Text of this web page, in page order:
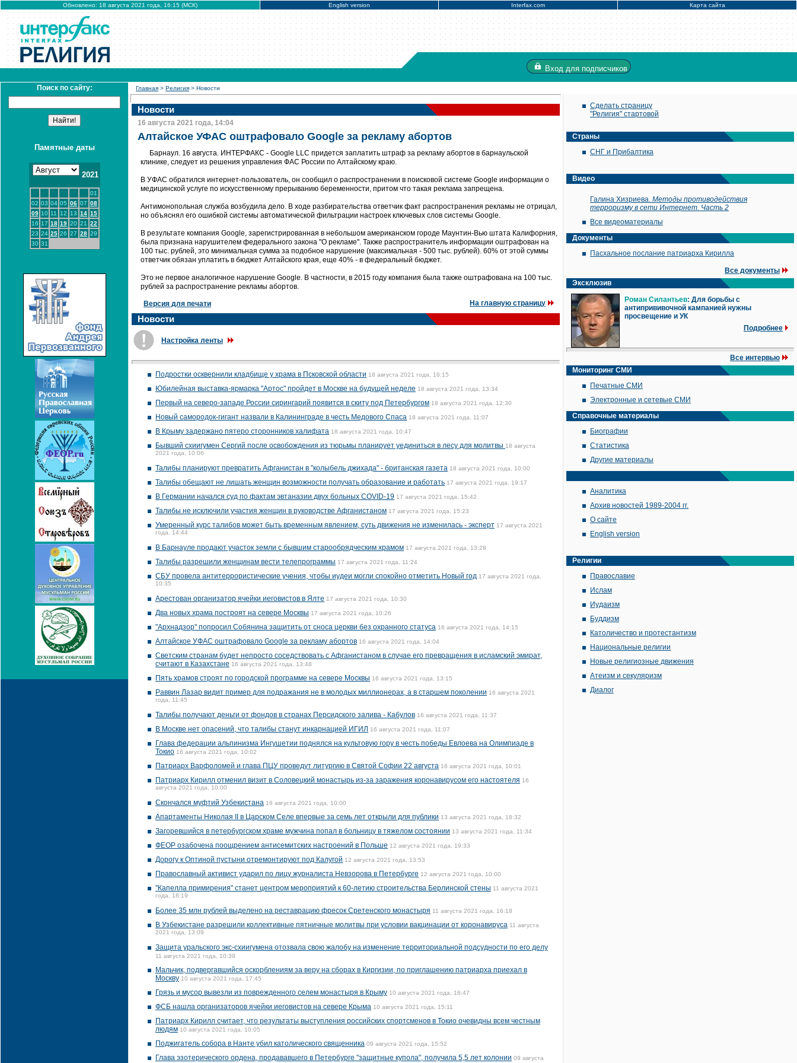
Обновлено: 18 августа 2021 года, 16:15 (МСК) English version Interfax.com Карта сайта
Вход для подписчиков
Поиск по сайту:
Памятные даты
2021
01
02 03 04 05 06 07 08
09 10 11 12 13 14 15
16 17 18 19 20 21
22
23 24 25 26 27 28 29
30 31
Главная > Религия > Новости
Новости
16 августа 2021 года, 14:04
Алтайское УФАС оштрафовало Google за рекламу абортов
Барнаул. 16 августа. ИНТЕРФАКС - Google LLC придется заплатить штраф за рекламу абортов в барнаульской
клинике, следует из решения управления ФАС России по Алтайскому краю.
В УФАС обратился интернет-пользователь, он сообщил о распространении в поисковой системе Google информации о
медицинской услуге по искусственному прерыванию беременности, притом что такая реклама запрещена.
Антимонопольная служба возбудила дело. В ходе разбирательства ответчик факт распространения рекламы не отрицал,
но объяснял его ошибкой системы автоматической фильтрации настроек ключевых слов системы Google.
В результате компания Google, зарегистрированная в небольшом американском городе Маунтин-Вью штата Калифорния,
была признана нарушителем федерального закона "О рекламе". Также распространитель информации оштрафован на
100 тыс. рублей, это минимальная сумма за подобное нарушение (максимальная - 500 тыс. рублей). 60% от этой суммы
ответчик обязан уплатить в бюджет Алтайского края, еще 40% - в федеральный бюджет.
Это не первое аналогичное нарушение Google. В частности, в 2015 году компания была также оштрафована на 100 тыс.
рублей за распространение рекламы абортов.
Версия для печати На главную страницу
Новости
Настройка ленты
Подростки осквернили кладбище у храма в Псковской области 18 августа 2021 года, 16:15
Юбилейная выставка-ярмарка "Артос" пройдет в Москве на будущей неделе 18 августа 2021 года, 13:34
Первый на северо-западе России сирингарий появится в скиту под Петербургом 18 августа 2021 года, 12:30
Новый самородок-гигант назвали в Калининграде в честь Медового Спаса 18 августа 2021 года, 11:07
В Крыму задержано пятеро сторонников халифата 18 августа 2021 года, 10:47
Бывший схиигумен Сергий после освобождения из тюрьмы планирует уединиться в лесу для молитвы 18 августа
2021 года, 10:06
Талибы планируют превратить Афганистан в "колыбель джихада" - британская газета 18 августа 2021 года, 10:00
Талибы обещают не лишать женщин возможности получать образование и работать 17 августа 2021 года, 19:17
В Германии начался суд по фактам эвтаназии двух больных COVID-19 17 августа 2021 года, 15:42
Талибы не исключили участия женщин в руководстве Афганистаном 17 августа 2021 года, 15:23
Умеренный курс талибов может быть временным явлением, суть движения не изменилась - эксперт 17 августа 2021
года, 14:44
В Барнауле продают участок земли с бывшим старообрядческим храмом 17 августа 2021 года, 13:28
Талибы разрешили женщинам вести телепрограммы 17 августа 2021 года, 11:24
СБУ провела антитеррористические учения, чтобы иудеи могли спокойно отметить Новый год 17 августа 2021 года,
10:35
Арестован организатор ячейки иеговистов в Ялте 17 августа 2021 года, 10:30
Два новых храма построят на севере Москвы 17 августа 2021 года, 10:26
"Архнадзор" попросил Собянина защитить от сноса церкви без охранного статуса 16 августа 2021 года, 14:15
Алтайское УФАС оштрафовало Google за рекламу абортов 16 августа 2021 года, 14:04
Светским странам будет непросто соседствовать с Афганистаном в случае его превращения в исламский эмират,
считают в Казахстане 16 августа 2021 года, 13:48
Пять храмов строят по городской программе на севере Москвы 16 августа 2021 года, 13:15
Раввин Лазар видит пример для подражания не в молодых миллионерах, а в старшем поколении 16 августа 2021
года, 11:45
Талибы получают деньги от фондов в странах Персидского залива - Кабулов 16 августа 2021 года, 11:37
В Москве нет опасений, что талибы станут инкарнацией ИГИЛ 16 августа 2021 года, 11:07
Глава федерации альпинизма Ингушетии поднялся на культовую гору в честь победы Евлоева на Олимпиаде в
Токио 16 августа 2021 года, 10:02
Патриарх Варфоломей и глава ПЦУ проведут литургию в Святой Софии 22 августа 16 августа 2021 года, 10:01
Патриарх Кирилл отменил визит в Соловецкий монастырь из-за заражения коронавирусом его настоятеля 16
августа 2021 года, 10:00
Скончался муфтий Узбекистана 16 августа 2021 года, 10:00
Апартаменты Николая II в Царском Селе впервые за семь лет открыли для публики 13 августа 2021 года, 18:32
Загоревшийся в петербургском храме мужчина попал в больницу в тяжелом состоянии 13 августа 2021 года, 11:34
ФЕОР озабочена поощрением антисемитских настроений в Польше 12 августа 2021 года, 19:33
Дорогу к Оптиной пустыни отремонтируют под Калугой 12 августа 2021 года, 13:53
Православный активист ударил по лицу журналиста Невзорова в Петербурге 12 августа 2021 года, 10:00
"Капелла примирения" станет центром мероприятий к 60-летию строительства Берлинской стены 11 августа 2021
года, 18:19
Более 35 млн рублей выделено на реставрацию фресок Сретенского монастыря 11 августа 2021 года, 16:18
В Узбекистане разрешили коллективные пятничные молитвы при условии вакцинации от коронавируса 11 августа
2021 года, 13:09
Защита уральского экс-схиигумена отозвала свою жалобу на изменение территориальной подсудности по его делу
11 августа 2021 года, 10:39
Мальчик, подвергавшийся оскорблениям за веру на сборах в Киргизии, по приглашению патриарха приехал в
Москву 10 августа 2021 года, 17:45
Грязь и мусор вывезли из поврежденного селем монастыря в Крыму 10 августа 2021 года, 16:47
ФСБ нашла организаторов ячейки иеговистов на севере Крыма 10 августа 2021 года, 15:11
Патриарх Кирилл считает, что результаты выступления российских спортсменов в Токио очевидны всем честным
людям 10 августа 2021 года, 10:05
Поджигатель собора в Нанте убил католического священника 09 августа 2021 года, 15:52
Глава эзотерического ордена, продававшего в Петербурге "защитные купола", получила 5,5 лет колонии 09 августа
Сделать страницу
"Религия" стартовой
Страны
СНГ и Прибалтика
Видео
Галина Хизриева. Методы противодействия
терроризму в сети Интернет. Часть 2
Все видеоматериалы
Документы
Пасхальное послание патриарха Кирилла
Все документы
Эксклюзив
Роман Силантьев: Для борьбы с
антипрививочной кампанией нужны
просвещение и УК
Подробнее
Все интервью
Мониторинг СМИ
Печатные СМИ
Электронные и сетевые СМИ
Справочные материалы
Биографии
Статистика
Другие материалы
Аналитика
Архив новостей 1989-2004 гг.
О сайте
English version
Религии
Православие
Ислам
Иудаизм
Буддизм
Католичество и протестантизм
Национальные религии
Новые религиозные движения
Атеизм и секуляризм
Диалог